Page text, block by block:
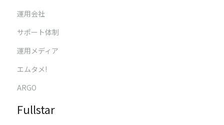
運用会社
サポート体制
運用メディア
エムタメ!
ARGO
Fullstar